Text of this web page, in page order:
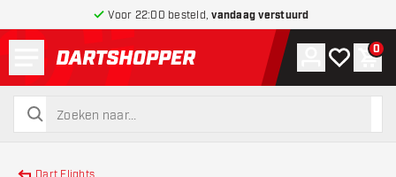
Voor 22:00 besteld,vandaag verstuurd
terug naar home pagina
zoeken
zoeken
Account
Mijn 0
Dart Flights